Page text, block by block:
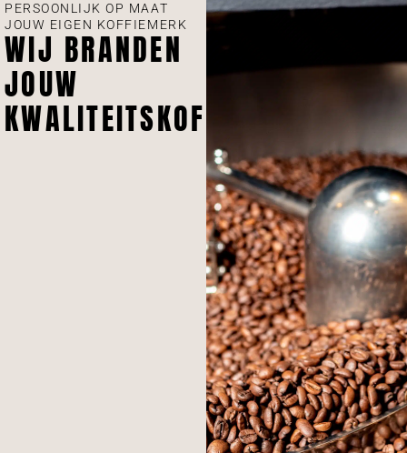
PERSOONLIJK OP MAAT
JOUW EIGEN KOFFIEMERK
WIJ BRANDEN
JOUW
KWALITEITSKOFFIE